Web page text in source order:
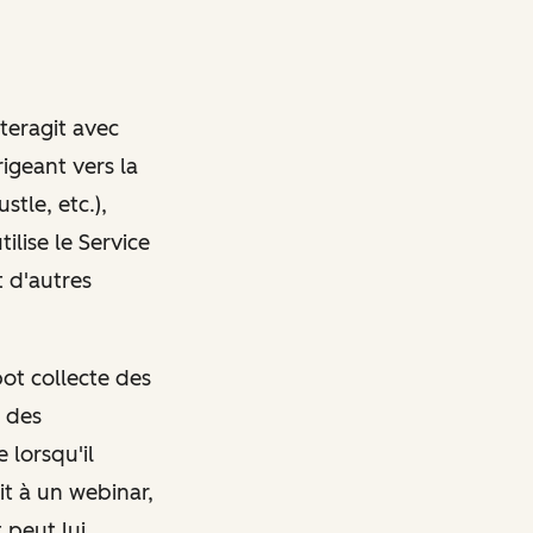
avec
vers la
etc.),
le Service
d'autres
collecte des
des
lorsqu'il
à un webinar,